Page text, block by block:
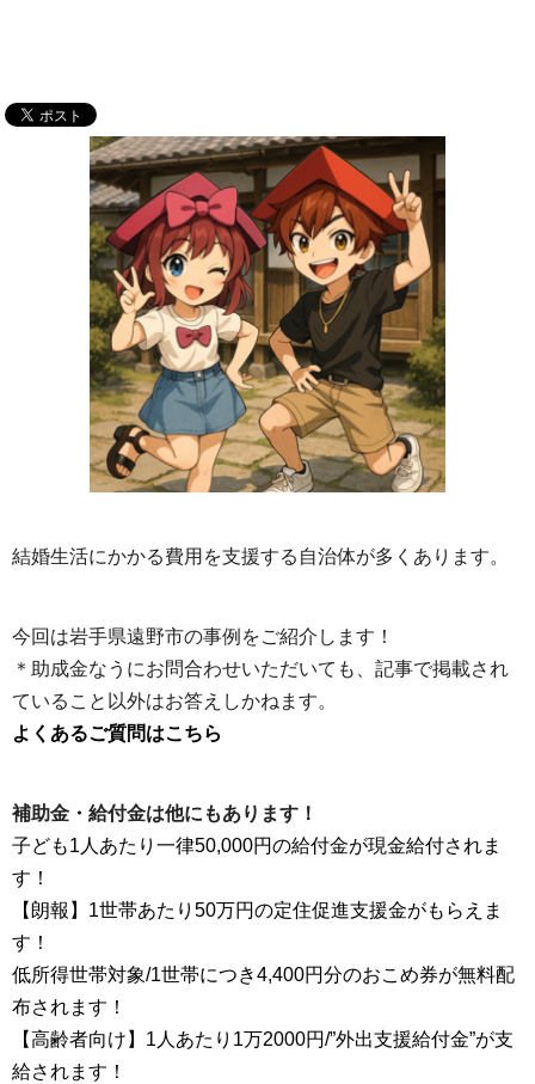
結婚生活にかかる費用を支援する自治体が多くあります。
今回は岩手県遠野市の事例をご紹介します！
＊助成金なうにお問合わせいただいても、記事で掲載され
ていること以外はお答えしかねます。
よくあるご質問はこちら
補助金・給付金は他にもあります！
子ども1人あたり一律50,000円の給付金が現金給付されま
す！
【朗報】1世帯あたり50万円の定住促進支援金がもらえま
す！
低所得世帯対象/1世帯につき4,400円分のおこめ券が無料配
布されます！
【高齢者向け】1人あたり1万2000円/”外出支援給付金”が支
給されます！